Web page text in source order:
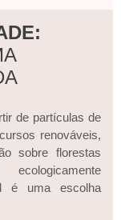
de partículas de
renováveis,
sobre florestas
é uma escolha